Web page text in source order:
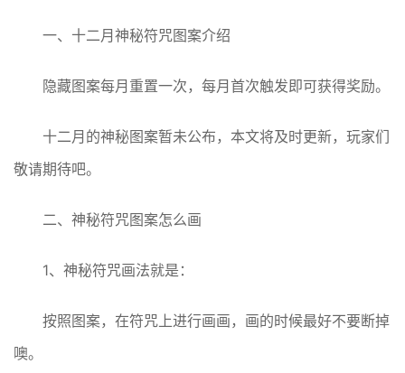
一、十二月神秘符咒图案介绍
隐藏图案每月重置一次，每月首次触发即可获得奖励。
十二月的神秘图案暂未公布，本文将及时更新，玩家们
敬请期待吧。
二、神秘符咒图案怎么画
1、神秘符咒画法就是：
按照图案，在符咒上进行画画，画的时候最好不要断掉
噢。